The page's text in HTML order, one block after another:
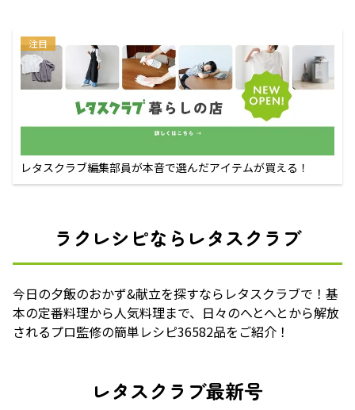
注目
レタスクラブ編集部員が本音で選んだアイテムが買える！
ラクレシピならレタスクラブ
今日の夕飯のおかず&献立を探すならレタスクラブで！基
本の定番料理から人気料理まで、日々のへとへとから解放
されるプロ監修の簡単レシピ36582品をご紹介！
レタスクラブ最新号